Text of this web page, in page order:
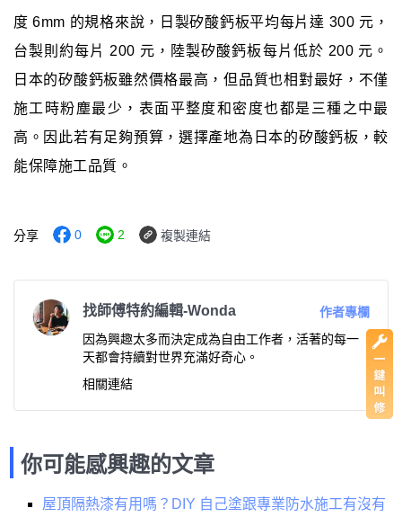
度 6mm 的規格來說，日製矽酸鈣板平均每片達 300 元，
台製則約每片 200 元，陸製矽酸鈣板每片低於 200 元。
日本的矽酸鈣板雖然價格最高，但品質也相對最好，不僅
施工時粉塵最少，表面平整度和密度也都是三種之中最
高。因此若有足夠預算，選擇產地為日本的矽酸鈣板，較
能保障施工品質。
分享 0 2 複製連結
找師傅特約編輯-Wonda
作者專欄
因為興趣太多而決定成為自由工作者，活著的每一
天都會持續對世界充滿好奇心。
相關連結
你可能感興趣的文章
屋頂隔熱漆有用嗎？DIY 自己塗跟專業防水施工有沒有